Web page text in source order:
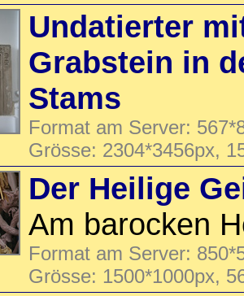
Undatierter
Grabstein in
Stams
Format am Server:
Grösse: 2304*3456px,
Der Heilige
Am barocken
Format am Server:
Grösse: 1500*1000px,